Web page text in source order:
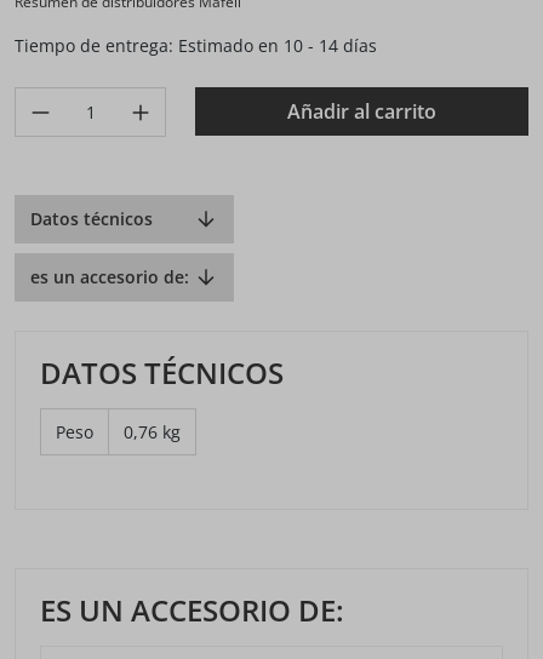
Tiempo de entrega: Estimado en 10 - 14 días
Produkt Anzahl: Gib den gewünschten Wert ein oder
Añadir al carrito
Datos técnicos
es un accesorio de:
DATOS TÉCNICOS
Peso 0,76 kg
ES UN ACCESORIO DE: